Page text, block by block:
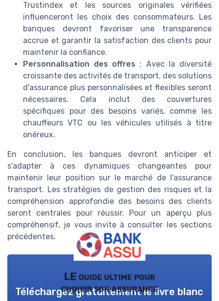
Trustindex et les sources originales vérifiées
influenceront les choix des consommateurs. Les
banques devront favoriser une transparence
accrue et garantir la satisfaction des clients pour
maintenir la confiance.
Personnalisation des offres : Avec la diversité
croissante des activités de transport, des solutions
d'assurance plus personnalisées et flexibles seront
nécessaires. Cela inclut des couvertures
spécifiques pour des besoins variés, comme les
chauffeurs VTC ou les véhicules utilisés à titre
onéreux.
En conclusion, les banques devront anticiper et
s'adapter à ces dynamiques changeantes pour
maintenir leur position sur le marché de l'assurance
transport. Les stratégies de gestion des risques et la
compréhension approfondie des besoins des clients
seront centrales pour réussir. Pour un aperçu plus
compréhensif, je vous invite à consulter les sections
précédentes.
LE guide ultime pour
choisir son assurance
Téléchargez gratuitement le livre blanc